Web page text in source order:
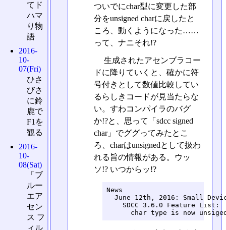
ついでにchar型に変更した部
分をunsigned charに戻したと
ころ、動くようになった……
って、ナニそれ!?
生成されたアセンブラコー
ドに降りていくと、確かに符
号付きとして数値比較してい
るらしきコードが見当たらな
い。すわコンパイラのバグ
か!?と、思って「sdcc signed
char」でググってみたとこ
ろ、charはunsignedとして扱わ
れる旨の情報がある。ウッ
ソ!? いつからッ!?
News
June 12th, 2016: Small
    SDCC 3.6.0 Feature List:
char type is now
てド
ハマ
り物
語
2016-
10-
07(Fri)
ひさ
びさ
に鈴
鹿で
F1を
観る
2016-
10-
08(Sat)
「ブ
ルー
エア
セン
ス フ
ィル